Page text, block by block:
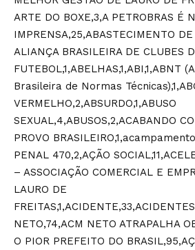
ARTE DO BOXE,3,A PETROBRAS É
IMPRENSA,25,ABASTECIMENTO DE
ALIANÇA BRASILEIRA DE CLUBES
FUTEBOL,1,ABELHAS,1,ABI,1,ABNT
Brasileira de Normas
VERMELHO,2,ABSURDO,1,ABUSO
SEXUAL,4,ABUSOS,2,ACABANDO
PROVO
PENAL 470,2,AÇÃO
– ASSOCIAÇÃO COMERCIAL E
LAURO DE
NETO,74,ACM NETO ATRAPALHA
O PIOR PREFEITO DO